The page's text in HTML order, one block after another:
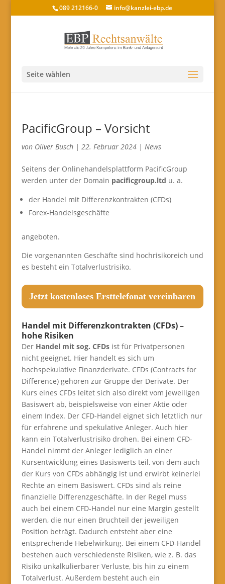
089 212166-0 info@kanzlei-ebp.de
Seite wählen
PacificGroup – Vorsicht
von Oliver Busch| 22. Februar 2024| News
Seitens der Onlinehandelsplattform PacificGroup
werden unter der Domain pacificgroup.ltd u. a.
der Handel mit Differenzkontrakten (CFDs)
Forex-Handelsgeschäfte
angeboten.
Die vorgenannten Geschäfte sind hochrisikoreich und
es besteht ein Totalverlustrisiko.
Jetzt kostenloses Ersttelefonat vereinbaren
Handel mit Differenzkontrakten (CFDs) –
hohe Risiken
Der Handel mit sog. CFDsist für Privatpersonen
nicht geeignet. Hier handelt es sich um
hochspekulative Finanzderivate. CFDs (Contracts for
Difference) gehören zur Gruppe der Derivate. Der
Kurs eines CFDs leitet sich also direkt vom jeweiligen
Basiswert ab, beispielsweise von einer Aktie oder
einem Index. Der CFD-Handel eignet sich letztlich nur
für erfahrene und spekulative Anleger. Auch hier
kann ein Totalverlustrisiko drohen. Bei einem CFD-
Handel nimmt der Anleger lediglich an einer
Kursentwicklung eines Basiswerts teil, von dem auch
der Kurs von CFDs abhängig ist und erwirbt keinerlei
Rechte an einem Basiswert. CFDs sind als reine
finanzielle Differenzgeschäfte. In der Regel muss
auch bei einem CFD-Handel nur eine Margin gestellt
werden, die nur einen Bruchteil der jeweiligen
Position beträgt. Dadurch entsteht aber eine
entsprechende Hebelwirkung. Bei einem CFD-Handel
bestehen auch verschiedenste Risiken, wie z. B. das
Risiko unkalkulierbarer Verluste, bis hin zu einem
Totalverlust. Außerdem besteht auch ein